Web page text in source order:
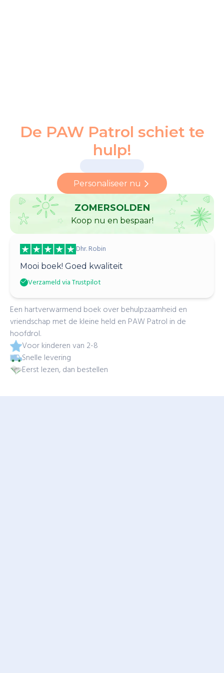
De PAW Patrol schiet te
hulp!
Personaliseer nu
ZOMERSOLDEN
Koop nu en bespaar!
Dhr. Robin
Mooi boek! Goed kwaliteit
Verzameld via Trustpilot
Een hartverwarmend boek over behulpzaamheid en
vriendschap met de kleine held en PAW Patrol in de
hoofdrol.
Voor kinderen van 2-8
Snelle levering
Eerst lezen, dan bestellen